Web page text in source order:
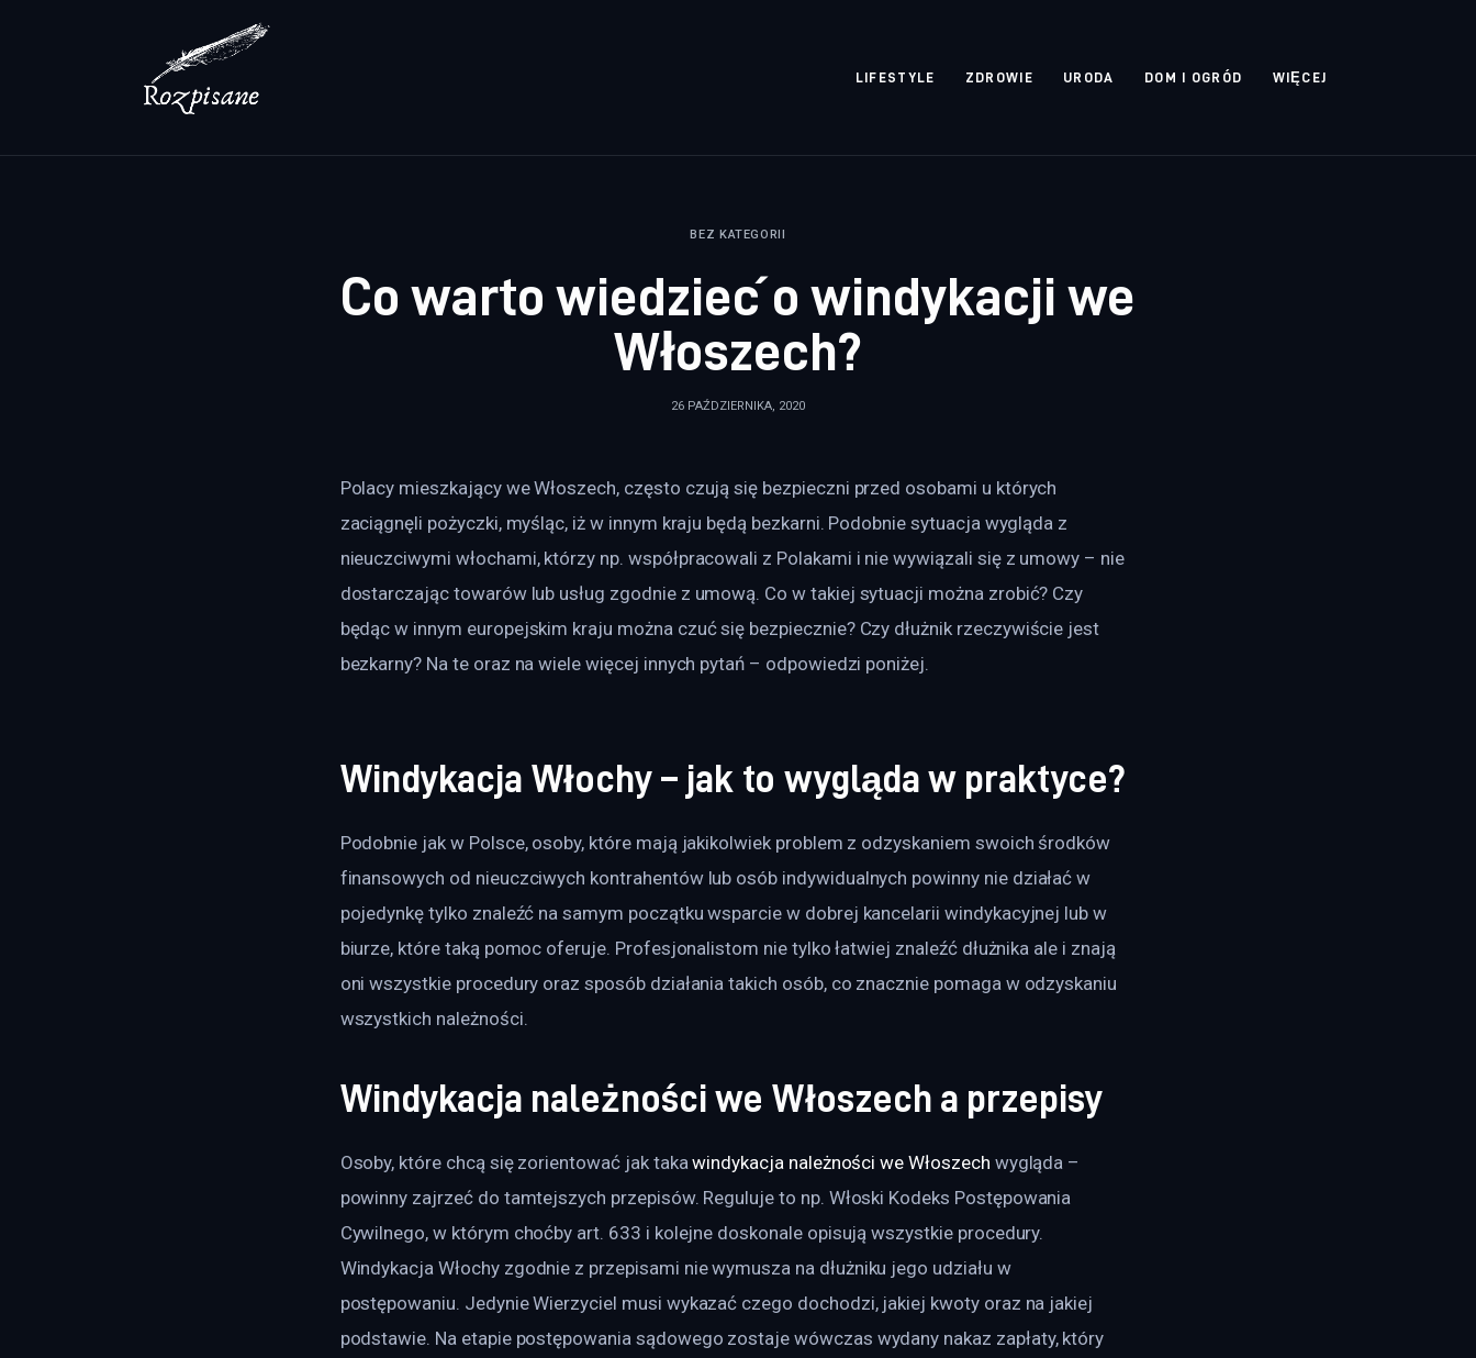
LIFESTYLE ZDROWIE URODA DOM I OGRÓD WIĘCEJ
BEZ KATEGORII
Co warto wiedzieć o windykacji we
Włoszech?
26 PAŹDZIERNIKA, 2020
Polacy mieszkający we Włoszech, często czują się bezpieczni przed osobami u których
zaciągnęli pożyczki, myśląc, iż w innym kraju będą bezkarni. Podobnie sytuacja wygląda z
nieuczciwymi włochami, którzy np. współpracowali z Polakami i nie wywiązali się z umowy – nie
dostarczając towarów lub usług zgodnie z umową. Co w takiej sytuacji można zrobić? Czy
będąc w innym europejskim kraju można czuć się bezpiecznie? Czy dłużnik rzeczywiście jest
bezkarny? Na te oraz na wiele więcej innych pytań – odpowiedzi poniżej.
Windykacja Włochy – jak to wygląda w praktyce?
Podobnie jak w Polsce, osoby, które mają jakikolwiek problem z odzyskaniem swoich środków
finansowych od nieuczciwych kontrahentów lub osób indywidualnych powinny nie działać w
pojedynkę tylko znaleźć na samym początku wsparcie w dobrej kancelarii windykacyjnej lub w
biurze, które taką pomoc oferuje. Profesjonalistom nie tylko łatwiej znaleźć dłużnika ale i znają
oni wszystkie procedury oraz sposób działania takich osób, co znacznie pomaga w odzyskaniu
wszystkich należności.
Windykacja należności we Włoszech a przepisy
Osoby, które chcą się zorientować jak taka windykacja należności we Włoszech wygląda –
powinny zajrzeć do tamtejszych przepisów. Reguluje to np. Włoski Kodeks Postępowania
Cywilnego, w którym choćby art. 633 i kolejne doskonale opisują wszystkie procedury.
Windykacja Włochy zgodnie z przepisami nie wymusza na dłużniku jego udziału w
postępowaniu. Jedynie Wierzyciel musi wykazać czego dochodzi, jakiej kwoty oraz na jakiej
podstawie. Na etapie postępowania sądowego zostaje wówczas wydany nakaz zapłaty, który